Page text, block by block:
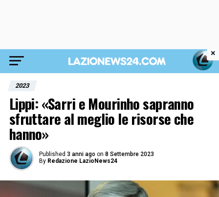
2023
Lippi: «Sarri e Mourinho sapranno
sfruttare al meglio le risorse che
hanno»
Published 3 anni ago on 8 Settembre 2023
By Redazione LazioNews24
×